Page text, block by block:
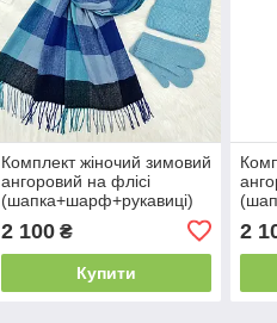
Комплект жіночий зимовий
ангоровий на флісі
(шапка+шарф+рукавиці)
різнокольоровий 12840 -
8045 - 4146
2 100₴
Купити
2